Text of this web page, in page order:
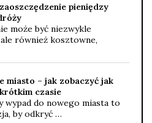
pieniędzy
może być niezwykle
również kosztowne,
miasto – jak zobaczyć jak
czasie
wypad do nowego miasta to
by odkryć …